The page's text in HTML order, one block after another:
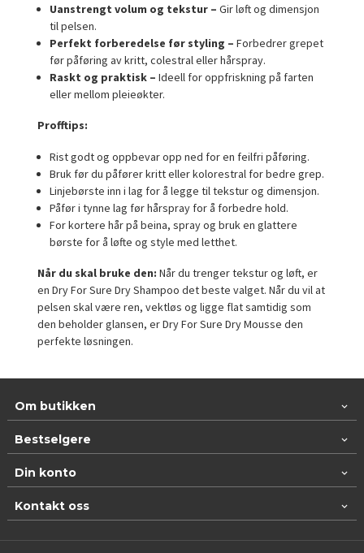
Uanstrengt volum og tekstur – Gir løft og dimensjon
til pelsen.
Perfekt forberedelse før styling – Forbedrer grepet
før påføring av kritt, colestral eller hårspray.
Raskt og praktisk – Ideell for oppfriskning på farten
eller mellom pleieøkter.
Profftips:
Rist godt og oppbevar opp ned for en feilfri påføring.
Bruk før du påfører kritt eller kolorestral for bedre grep.
Linjebørste inn i lag for å legge til tekstur og dimensjon.
Påfør i tynne lag før hårspray for å forbedre hold.
For kortere hår på beina, spray og bruk en glattere
børste for å løfte og style med letthet.
Når du skal bruke den: Når du trenger tekstur og løft, er
en Dry For Sure Dry Shampoo det beste valget. Når du vil at
pelsen skal være ren, vektløs og ligge flat samtidig som
den beholder glansen, er Dry For Sure Dry Mousse den
perfekte løsningen.
Om butikken
Bestselgere
Din konto
Kontakt oss